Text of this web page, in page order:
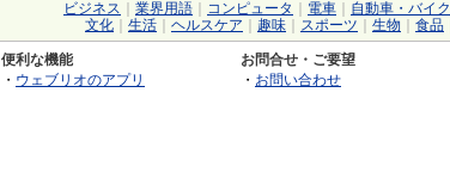
ビジネス 業界用語 コンピュータ 電車 自動車・バイク
文化
生活 ヘルスケア 趣味 スポーツ 生物 食品
便利な機能
・ ウェブリオのアプリ
お問合せ・ご要望
・ お問い合わせ